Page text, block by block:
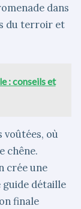
dans
du terroir et
: conseils et
voûtées, où
chêne.
crée une
détaille
finale